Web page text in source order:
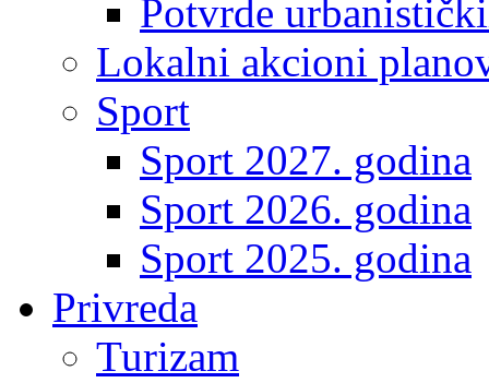
Potvrde
Lokalni akcioni
Sport
Sport 2027. godina
Sport 2026. godina
Sport 2025. godina
Privreda
Turizam